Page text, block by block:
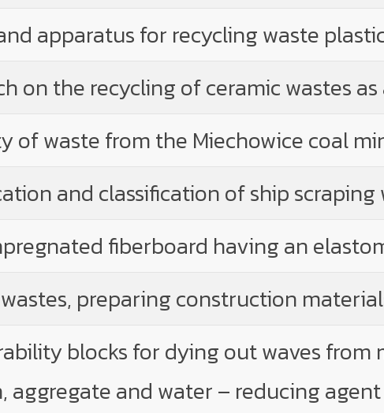
apparatus for recycling waste
on the recycling of ceramic wastes
of waste from the Miechowice coal
and classification of ship
fiberboard having an
preparing construction
blocks for dying out waves from
aggregate and water – reducing agent